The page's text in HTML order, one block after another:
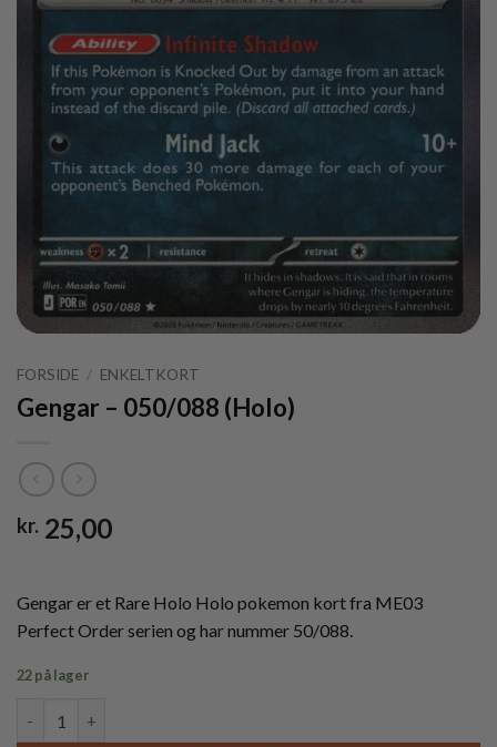
FORSIDE / ENKELTKORT
Gengar – 050/088 (Holo)
kr. 25,00
Gengar er et Rare Holo Holo pokemon kort fra ME03
Perfect Order serien og har nummer 50/088.
22 på lager